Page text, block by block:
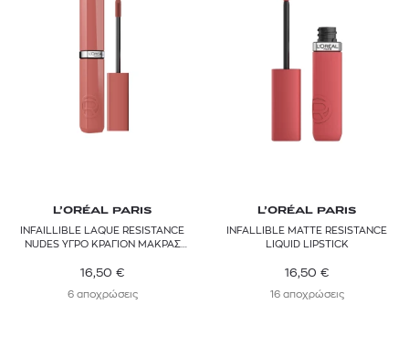
L’ORÉAL PARIS
INFAILLIBLE LAQUE RESISTANCE
NUDES ΥΓΡΟ ΚΡΑΓΙΟΝ ΜΑΚΡΑΣ
16,50 €
6 αποχρώσεις
L’ORÉAL PARIS
INFALLIBLE MATTE RESISTANCE
LIQUID LIPSTICK
16,50 €
16 αποχρώσεις